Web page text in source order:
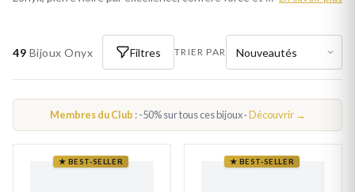
49 Bijoux Onyx Filtres TRIER PAR
Membres du Club : -50% sur tous ces bijoux ·Découvrir →
★ BEST-SELLER ★ BEST-SELLER